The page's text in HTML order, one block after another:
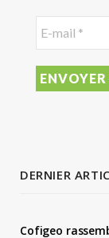
DERNIER
Cofigeo